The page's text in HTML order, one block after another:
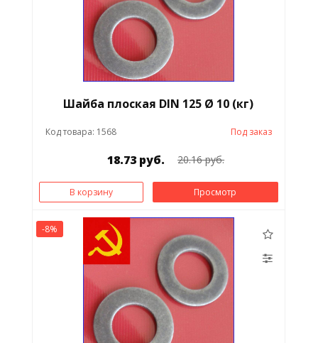
Шайба плоская DIN 125 Ø 10 (кг)
Код товара: 1568 Под заказ
18.73 руб. 20.16 руб.
В корзину Просмотр
-8%